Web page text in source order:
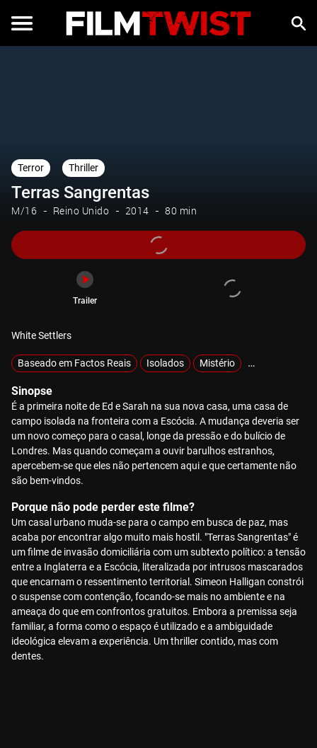
Terror Thriller
Terras Sangrentas
M/16 Reino Unido 2014 80 min
Trailer
White Settlers
Baseado em Factos Reais Isolados Mistério Raptados
Sinopse
É a primeira noite de Ed e Sarah na sua nova casa, uma casa de
campo isolada na fronteira com a Escócia. A mudança deveria ser
um novo começo para o casal, longe da pressão e do bulício de
Londres. Mas quando começam a ouvir barulhos estranhos,
apercebem-se que eles não pertencem aqui e que certamente não
são bem-vindos.
Porque não pode perder este filme?
Um casal urbano muda-se para o campo em busca de paz, mas
acaba por encontrar algo muito mais hostil. "Terras Sangrentas" é
um filme de invasão domiciliária com um subtexto político: a tensão
entre a Inglaterra e a Escócia, literalizada por intrusos mascarados
que encarnam o ressentimento territorial. Simeon Halligan constrói
o suspense com contenção, focando-se mais no ambiente e na
ameaça do que em confrontos gratuitos. Embora a premissa seja
familiar, a forma como o espaço é utilizado e a ambiguidade
ideológica elevam a experiência. Um thriller contido, mas com
dentes.